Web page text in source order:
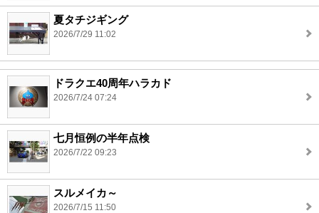
夏タチジギング
2026/7/29 11:02
ドラクエ40周年ハラカド
2026/7/24 07:24
七月恒例の半年点検
2026/7/22 09:23
スルメイカ～
2026/7/15 11:50